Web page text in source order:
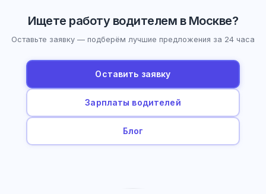
Ищете работу водителем в Москве?
Оставьте заявку — подберём лучшие предложения за 24 часа
Оставить заявку
Зарплаты водителей
Блог